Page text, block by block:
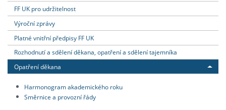
FF UK pro udržitelnost
Výroční zprávy
Platné vnitřní předpisy FF UK
Rozhodnutí a sdělení děkana, opatření a sdělení tajemníka
Opatření děkana
Harmonogram akademického roku
Směrnice a provozní řády